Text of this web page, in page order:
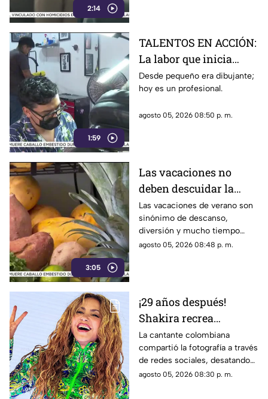
2:14
1:59
TALENTOS EN ACCIÓN:
La labor que inicia
desde la creatividad
Desde pequeño era dibujante;
hoy es un profesional.
agosto 05, 2026 08:50 p. m.
3:05
Las vacaciones no
deben descuidar la
alimentación infantil
Las vacaciones de verano son
sinónimo de descanso,
diversión y mucho tiempo
libre.
agosto 05, 2026 08:48 p. m.
¡29 años después!
Shakira recrea
ICÓNICO meme; esta es
la historia de la
fotografía
La cantante colombiana
compartió la fotografía a través
de redes sociales, desatando
cientos de comentarios.
agosto 05, 2026 08:30 p. m.